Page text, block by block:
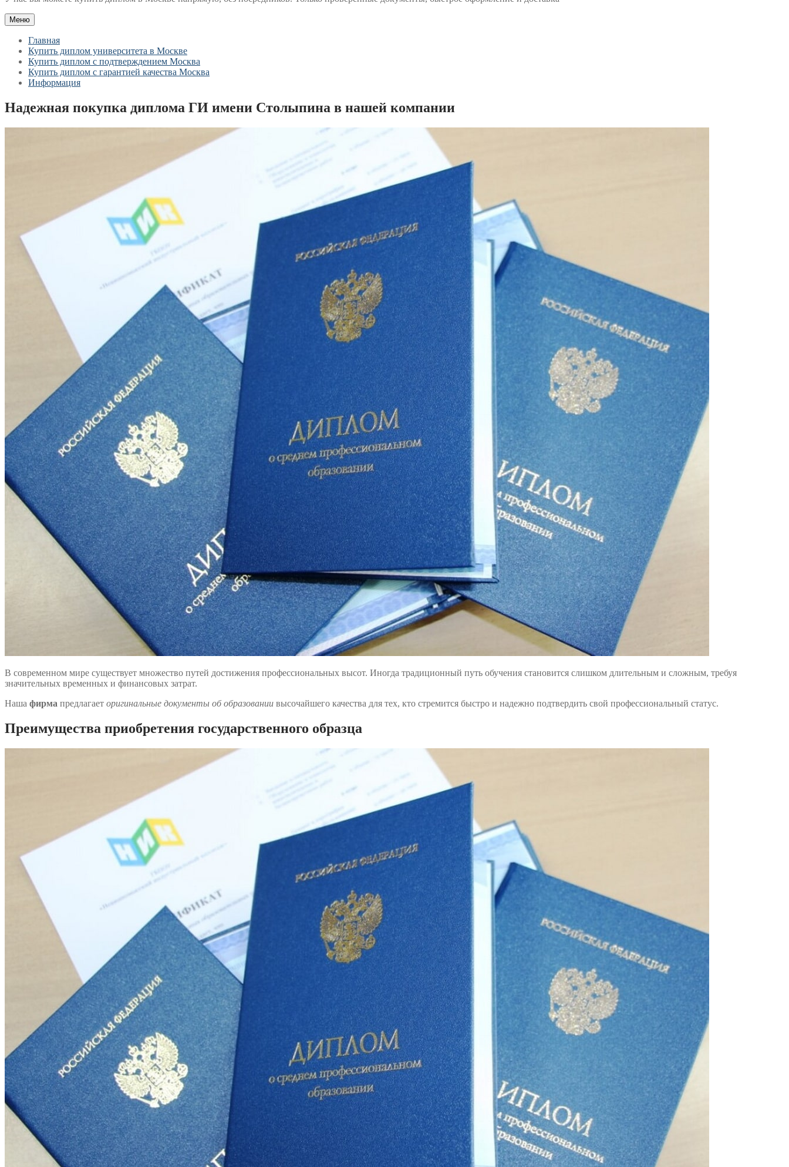
Меню
Главная
Купить диплом университета в Москве
Купить диплом с подтверждением Москва
Купить диплом с гарантией качества Москва
Информация
Надежная покупка диплома ГИ имени Столыпина в нашей компании
В современном мире существует множество путей достижения профессиональных высот. Иногда традиционный путь обучения становится слишком длительным и сложным, требуя
значительных временных и финансовых затрат.
Наша фирма предлагает оригинальные документы об образовании высочайшего качества для тех, кто стремится быстро и надежно подтвердить свой профессиональный статус.
Преимущества приобретения государственного образца